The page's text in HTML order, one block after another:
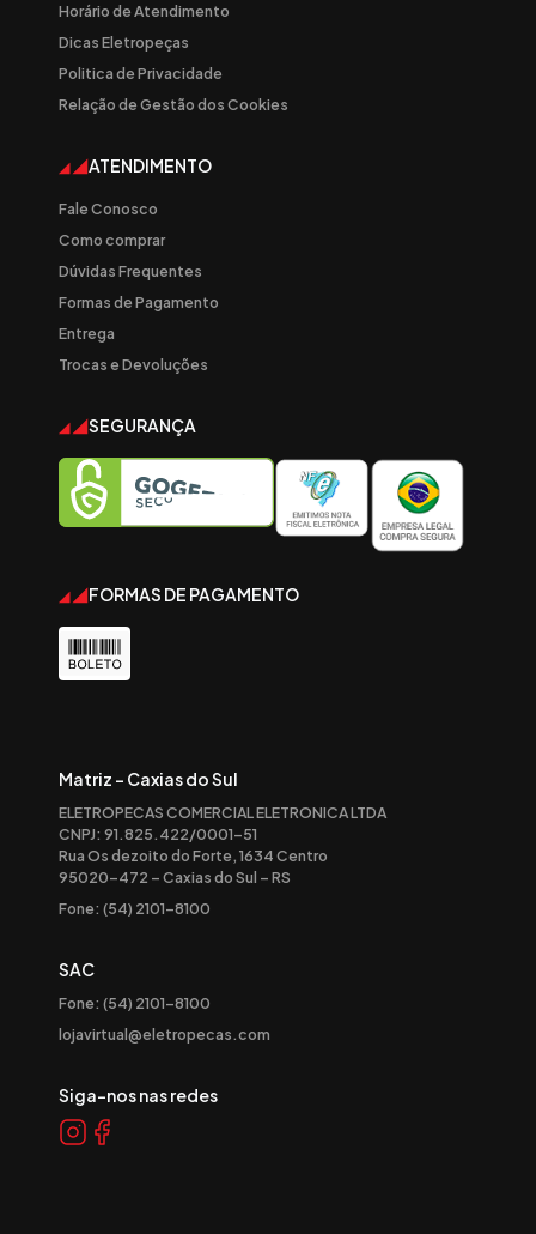
Horário de Atendimento
Dicas Eletropeças
Politica de Privacidade
Relação de Gestão dos Cookies
ATENDIMENTO
Fale Conosco
Como comprar
Dúvidas Frequentes
Formas de Pagamento
Entrega
Trocas e Devoluções
SEGURANÇA
FORMAS DE PAGAMENTO
Matriz - Caxias do Sul
ELETROPECAS COMERCIAL ELETRONICA LTDA
CNPJ: 91.825.422/0001-51
Rua Os dezoito do Forte, 1634 Centro
95020-472 – Caxias do Sul – RS
Fone: (54) 2101-8100
SAC
Fone: (54) 2101-8100
lojavirtual@eletropecas.com
Siga-nos nas redes